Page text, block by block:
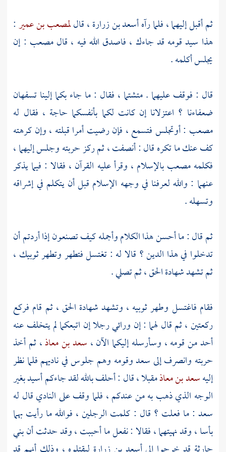
ثم أقبل إليهما ، فلما رآهأسعد بن زرارة، قاللمصعب بن عمير:
هذا سيد قومه قد جاءك ، فاصدق الله فيه ، قالمصعب : إن
يجلس أكلمه .
قال : فوقف عليهما . متشتما ، فقال : ما جاء بكما إلينا تسفهان
ضعفاءنا ؟ اعتزلانا إن كانت لكما بأنفسكما حاجة ، فقال له
مصعب : أوتجلس فتسمع ، فإن رضيت أمرا قبلته ، وإن كرهته
كف عنك ما تكره قال : أنصفت ، ثم ركز حربته وجلس إليهما ،
فكلمهمصعببالإسلام ، وقرأ عليه القرآن ، فقالا : فيما يذكر
عنهما : والله لعرفنا في وجهه الإسلام قبل أن يتكلم في إشراقه
وتسهله .
ثم قال : ما أحسن هذا الكلام وأجمله كيف تصنعون إذا أردتم أن
تدخلوا في هذا الدين ؟ قالا له : تغتسل فتطهر وتطهر ثوبيك ،
ثم تشهد شهادة الحق ، ثم تصلي .
فقام فاغتسل وطهر ثوبيه ، وتشهد شهادة الحق ، ثم قام فركع
ركعتين ، ثم قال لهما : إن ورائي رجلا إن اتبعكما لم يتخلف عنه
أحد من قومه ، وسأرسله إليكما الآن ، سعد بن معاذ، ثم أخذ
حربته وانصرف إلىسعدوقومه وهم جلوس في ناديهم فلما نظر
إليهسعد بن معاذمقبلا ، قال : أحلف بالله لقد جاءكمأسيدبغير
الوجه الذي ذهب به من عندكم ، فلما وقف على النادي قال له
سعد : ما فعلت ؟ قال : كلمت الرجلين ، فوالله ما رأيت بهما
بأسا ، وقد نهيتهما ، فقالا : نفعل ما أحببت ، وقد حدثت أنبني